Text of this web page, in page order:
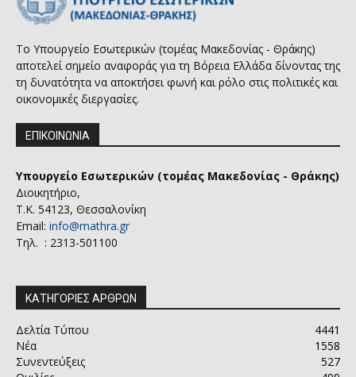
Το Υπουργείο Εσωτερικών (τομέας Μακεδονίας - Θράκης)
αποτελεί σημείο αναφοράς για τη Βόρεια Ελλάδα δίνοντας της
τη δυνατότητα να αποκτήσει φωνή και ρόλο στις πολιτικές και
οικονομικές διεργασίες.
ΕΠΙΚΟΙΝΩΝΙΑ
Υπουργείο Εσωτερικών (τομέας Μακεδονίας - Θράκης)
Διοικητήριο,
Τ.Κ. 54123, Θεσσαλονίκη
Email: info@mathra.gr
Τηλ. : 2313-501100
ΚΑΤΗΓΟΡΙΕΣ ΑΡΘΡΩΝ
Δελτία Τύπου
4441
Νέα
1558
Συνεντεύξεις
527